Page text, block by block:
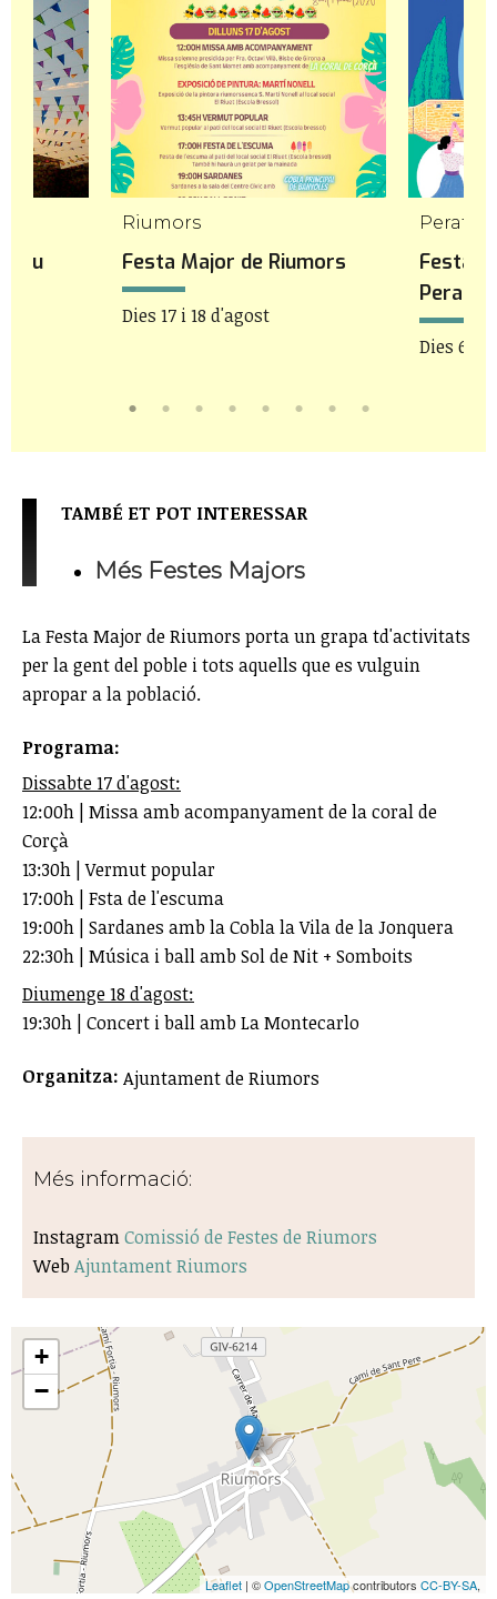
Riumors
Festa Major de Riumors
Dies 17 i 18 d'agost
Festa
Dies 6 i
TAMBÉ ET POT INTERESSAR
Més Festes Majors
La Festa Major de Riumors porta un grapa td'activitats
per la gent del poble i tots aquells que es vulguin
apropar a la població.
Programa:
Dissabte 17 d'agost:
12:00h | Missa amb acompanyament de la coral de
Corçà
13:30h | Vermut popular
17:00h | Fsta de l'escuma
19:00h | Sardanes amb la Cobla la Vila de la Jonquera
22:30h | Música i ball amb Sol de Nit + Somboits
Diumenge 18 d'agost:
19:30h | Concert i ball amb La Montecarlo
Organitza: Ajuntament de Riumors
Més informació:
InstagramComissió de Festes de Riumors
Web Ajuntament Riumors
+
−
Leaflet | ©OpenStreetMapcontributors CC-BY-SA,